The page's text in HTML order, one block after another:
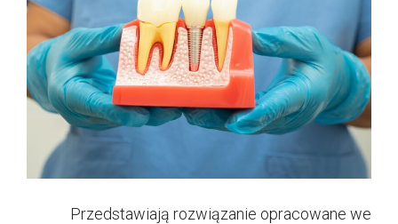
Przedstawiają rozwiązanie opracowane we